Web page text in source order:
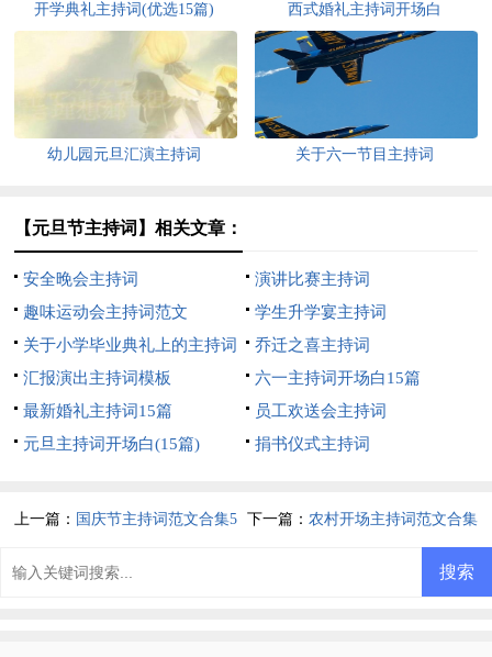
开学典礼主持词(优选15篇) 西式婚礼主持词开场白
幼儿园元旦汇演主持词 关于六一节目主持词
【元旦节主持词】相关文章：
安全晚会主持词
演讲比赛主持词
趣味运动会主持词范文
学生升学宴主持词
关于小学毕业典礼上的主持词
乔迁之喜主持词
汇报演出主持词模板
六一主持词开场白15篇
最新婚礼主持词15篇
员工欢送会主持词
元旦主持词开场白(15篇)
捐书仪式主持词
上一篇： 国庆节主持词范文合集5 下一篇： 农村开场主持词范文合集